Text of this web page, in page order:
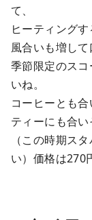
て、
ヒーティング
風合いも増して
季節限定のス
いね。
コーヒーとも合
ティーにも合い
（この時期ス
い）価格は270